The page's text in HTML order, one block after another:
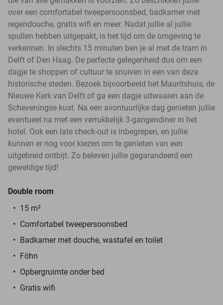
over een comfortabel tweepersoonsbed, badkamer met
regendouche, gratis wifi en meer. Nadat jullie al jullie
spullen hebben uitgepakt, is het tijd om de omgeving te
verkennen. In slechts 15 minuten ben je al met de tram in
Delft of Den Haag. De perfecte gelegenheid dus om een
dagje te shoppen of cultuur te snuiven in een van deze
historische steden. Bezoek bijvoorbeeld het Mauritshuis, de
Nieuwe Kerk van Delft of ga een dagje uitwaaien aan de
Scheveningse kust. Na een avontuurlijke dag genieten jullie
eventueel na met een verrukkelijk 3-gangendiner in het
hotel. Ook een late check-out is inbegrepen, en jullie
kunnen er nog voor kiezen om te genieten van een
uitgebreid ontbijt. Zo beleven jullie gegarandeerd een
geweldige tijd!
Double room
15 m²
Comfortabel tweepersoonsbed
Badkamer met douche, wastafel en toilet
Föhn
Opbergruimte onder bed
Gratis wifi